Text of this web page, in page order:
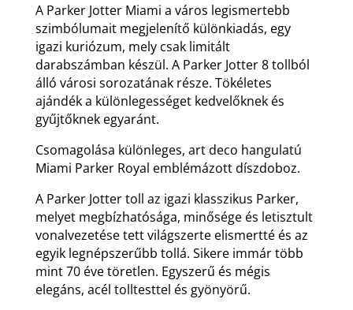
A Parker Jotter Miami a város legismertebb
szimbólumait megjelenítő különkiadás, egy
igazi kuriózum, mely csak limitált
darabszámban készül. A Parker Jotter 8 tollból
álló városi sorozatának része. Tökéletes
ajándék a különlegességet kedvelőknek és
gyűjtőknek egyaránt.
Csomagolása különleges, art deco hangulatú
Miami Parker Royal emblémázott díszdoboz.
A Parker Jotter toll az igazi klasszikus Parker,
melyet megbízhatósága, minősége és letisztult
vonalvezetése tett világszerte elismertté és az
egyik legnépszerűbb tollá. Sikere immár több
mint 70 éve töretlen. Egyszerű és mégis
elegáns, acél tolltesttel és gyönyörű.